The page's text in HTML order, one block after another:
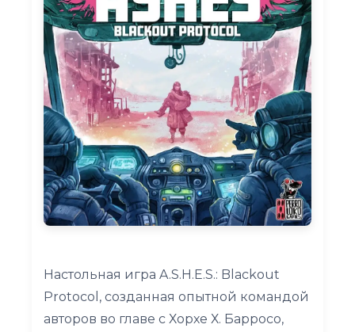
Настольная игра A.S.H.E.S.: Blackout
Protocol, созданная опытной командой
авторов во главе с Хорхе Х. Барросо,